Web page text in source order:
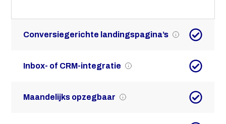
Conversiegerichte landingspagina’s
Inbox- of CRM-integratie
Maandelijks opzegbaar